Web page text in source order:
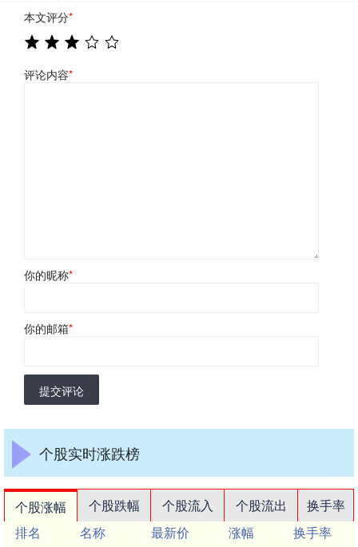
本文评分*
评论内容*
你的昵称*
你的邮箱*
提交评论
个股实时涨跌榜
个股涨幅 个股跌幅 个股流入 个股流出
换手率
排名
名称 最新价 涨幅
换手率